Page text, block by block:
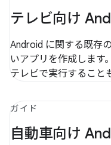
テレビ向け
Android に関する既存
いアプリを作成します
テレビで実行すること
ガイド
自動車向け